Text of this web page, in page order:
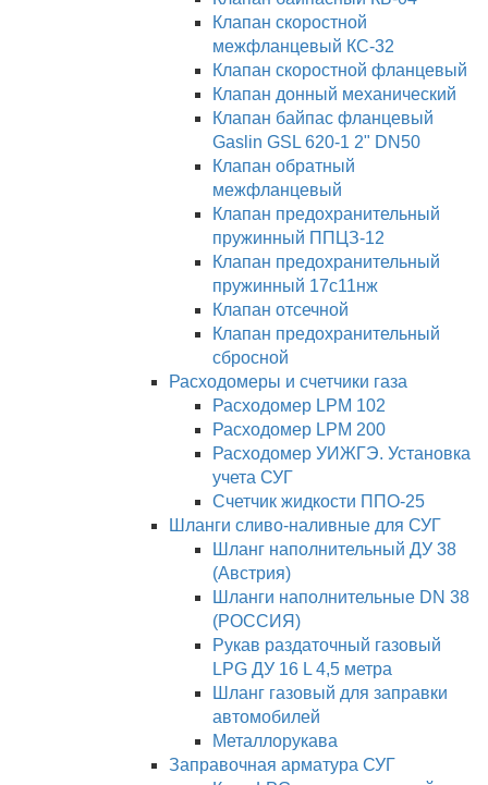
Клапан скоростной
межфланцевый КС-32
Клапан скоростной фланцевый
Клапан донный механический
Клапан байпас фланцевый
Gaslin GSL 620-1 2" DN50
Клапан обратный
межфланцевый
Клапан предохранительный
пружинный ППЦЗ-12
Клапан предохранительный
пружинный 17с11нж
Клапан отсечной
Клапан предохранительный
сбросной
Расходомеры и счетчики газа
Расходомер LPM 102
Расходомер LPM 200
Расходомер УИЖГЭ. Установка
учета СУГ
Счетчик жидкости ППО-25
Шланги сливо-наливные для СУГ
Шланг наполнительный ДУ 38
(Австрия)
Шланги наполнительные DN 38
(РОССИЯ)
Рукав раздаточный газовый
LPG ДУ 16 L 4,5 метра
Шланг газовый для заправки
автомобилей
Металлорукава
Заправочная арматура СУГ